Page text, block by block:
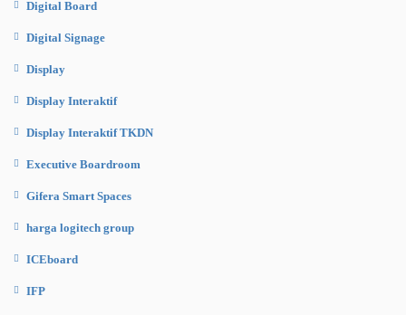
Digital Board
Digital Signage
Display
Display Interaktif
Display Interaktif TKDN
Executive Boardroom
Gifera Smart Spaces
harga logitech group
ICEboard
IFP